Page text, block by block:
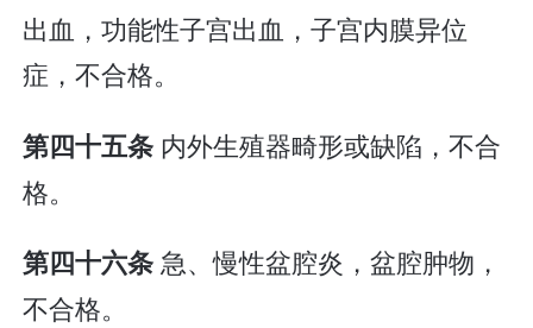
出血，功能性子宫出血，子宫内膜异位
症，不合格。
第四十五条 内外生殖器畸形或缺陷，不合
格。
第四十六条急、慢性盆腔炎，盆腔肿物，
不合格。